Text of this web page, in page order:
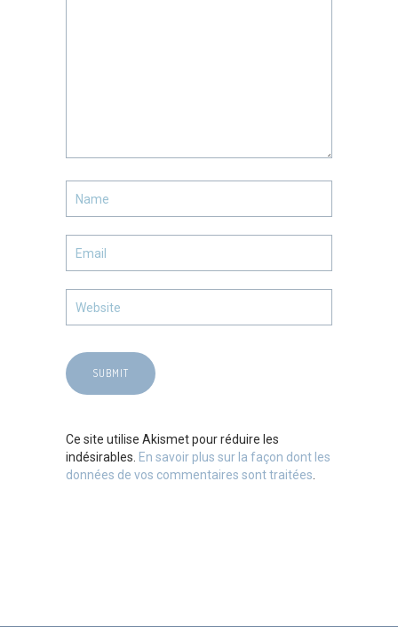
Ce site utilise Akismet pour réduire les
indésirables. En savoir plus sur la façon dont les
données de vos commentaires sont traitées.